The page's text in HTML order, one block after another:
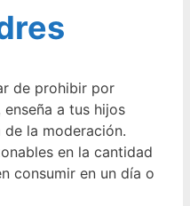
de prohibir por
a tus hijos
la moderación.
en la cantidad
consumir en un día o